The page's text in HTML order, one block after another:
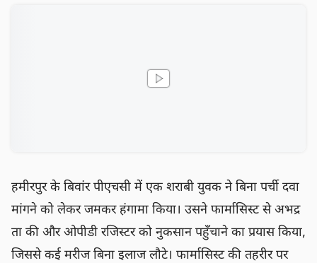
हमीरपुर के बिवांर पीएचसी में एक शराबी युवक ने बिना पर्ची दवा
मांगने को लेकर जमकर हंगामा किया। उसने फार्मासिस्ट से अभद्र
ता की और ओपीडी रजिस्टर को नुकसान पहुँचाने का प्रयास किया,
जिससे कई मरीज बिना इलाज लौटे। फार्मासिस्ट की तहरीर पर